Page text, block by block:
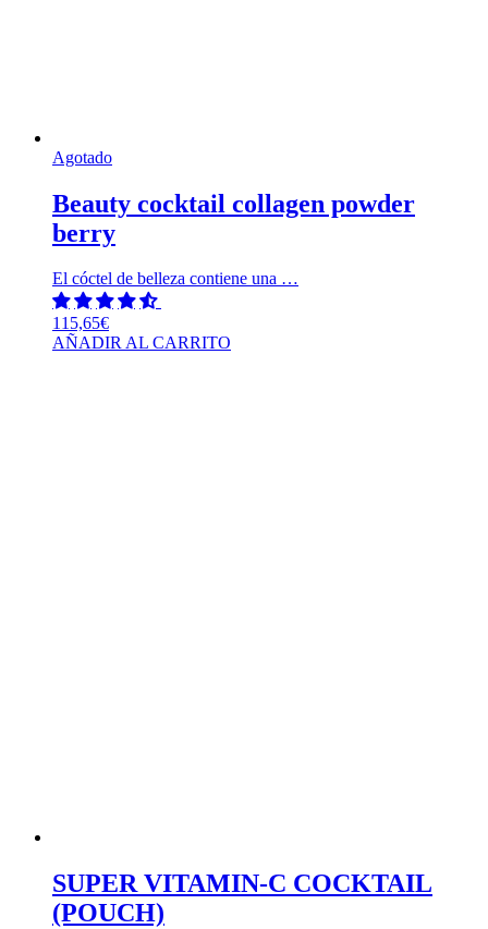
Agotado
Beauty cocktail collagen powder
berry
El cóctel de belleza contiene una …
115,65€
AÑADIR AL CARRITO
SUPER VITAMIN-C COCKTAIL
(POUCH)